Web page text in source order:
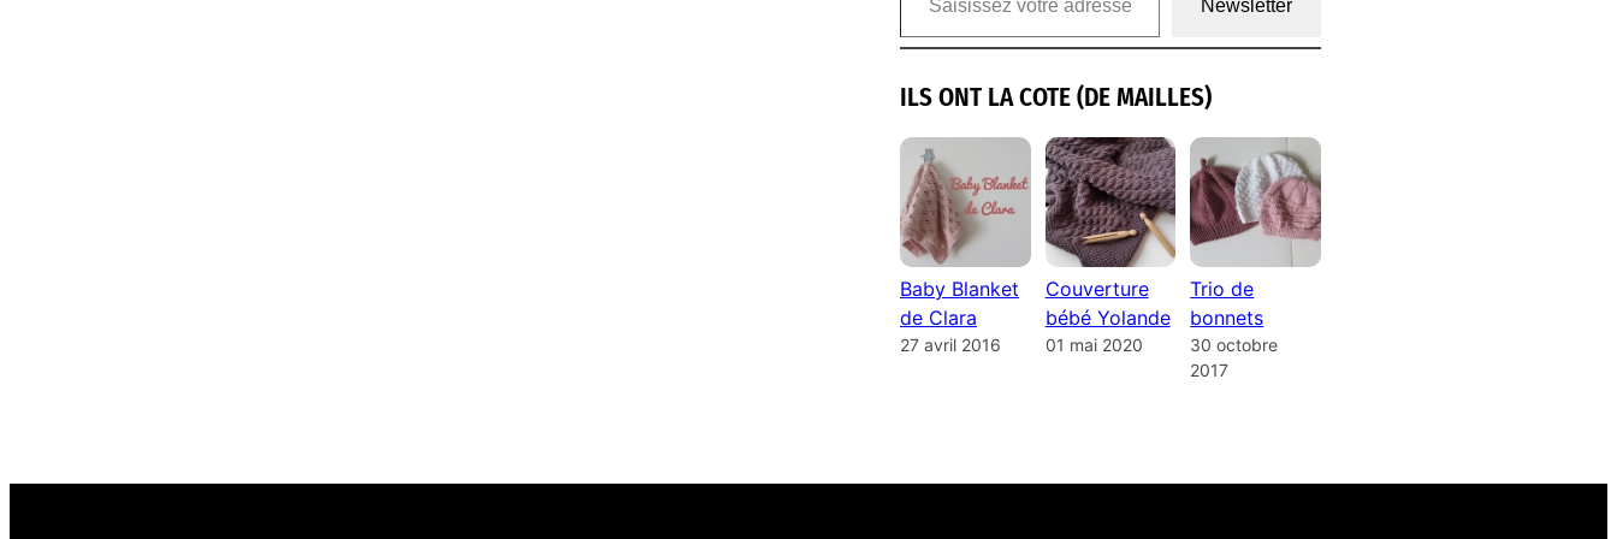
Newsletter
ILS ONT LA COTE (DE MAILLES)
Baby Blanket
de Clara
27 avril 2016
Couverture
bébé Yolande
01 mai 2020
Trio de
bonnets
30 octobre
2017